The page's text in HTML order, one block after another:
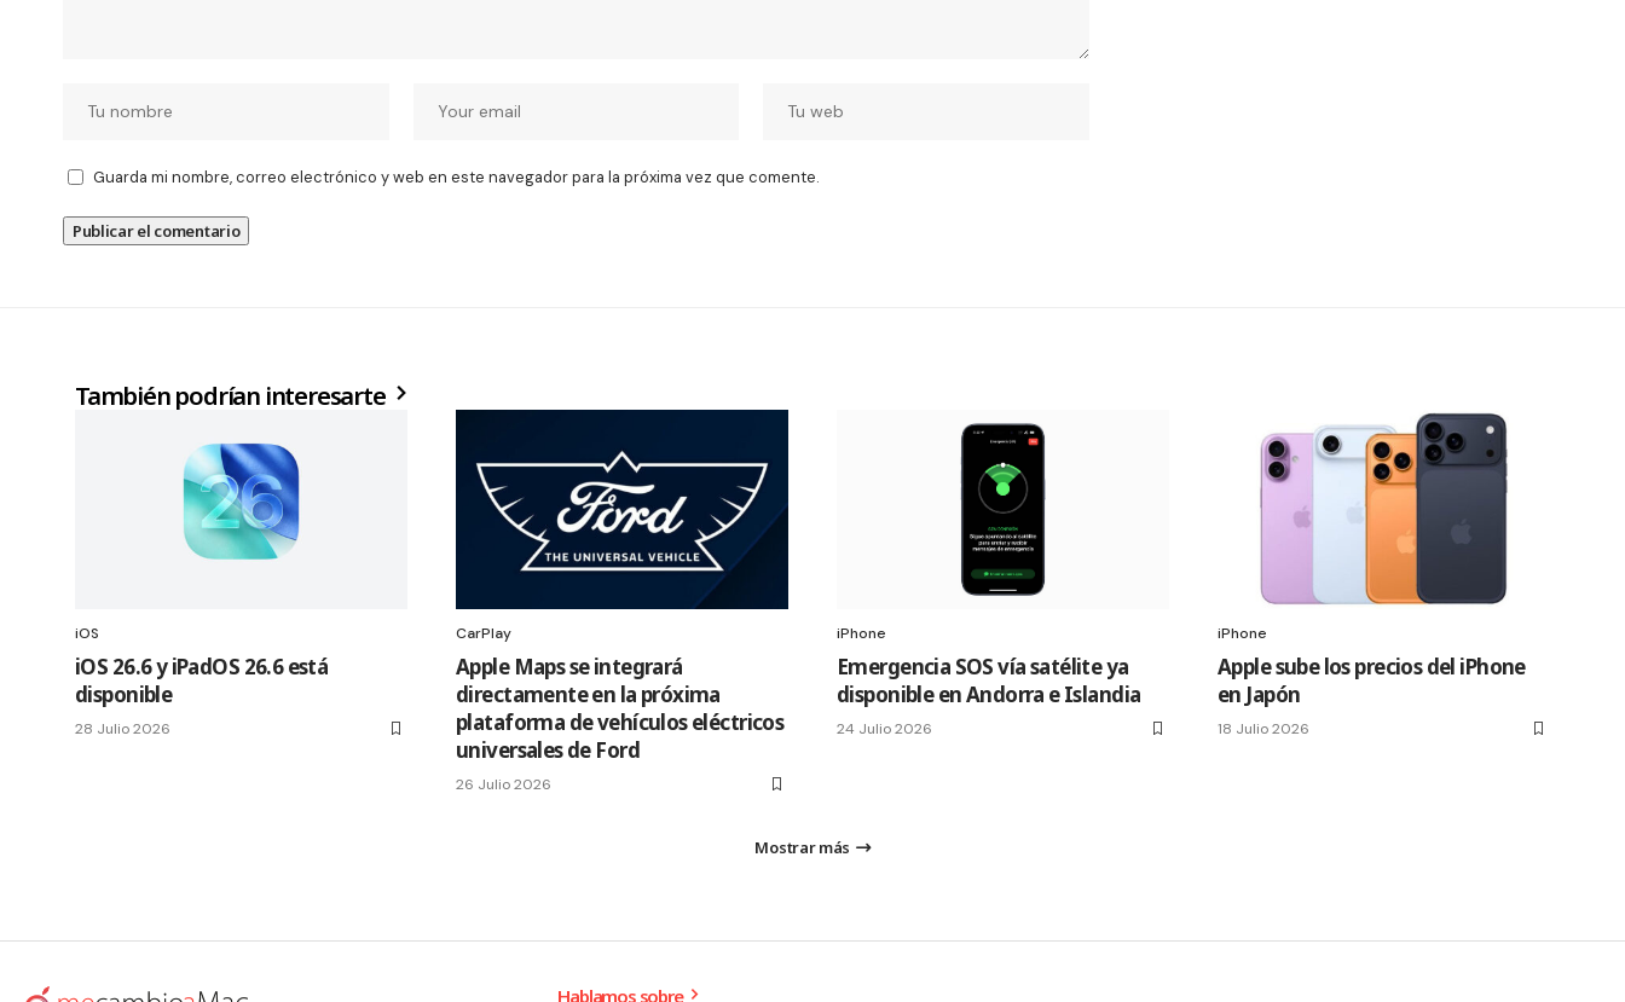
Guarda mi nombre, correo electrónico y web en este navegador para la próxima vez que comente.
También podrían interesarte
iOS
iOS 26.6 y iPadOS 26.6 está
disponible
28 Julio 2026
CarPlay
Apple Maps se integrará
directamente en la próxima
plataforma de vehículos eléctricos
universales de Ford
26 Julio 2026
iPhone
Emergencia SOS vía satélite ya
disponible en Andorra e Islandia
24 Julio 2026
iPhone
Apple sube los precios del iPhone
en Japón
18 Julio 2026
Mostrar más
Hablamos sobre